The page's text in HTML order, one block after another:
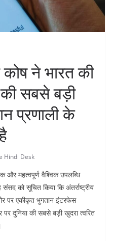
कोष ने भारत की
सबसे बड़ी
प्रणाली के
Hindi Desk
और महत्वपूर्ण वैश्विक उपलब्धि
को सूचित किया कि अंतर्राष्ट्रीय
पर एकीकृत भुगतान इंटरफेस
दुनिया की सबसे बड़ी खुदरा त्वरित